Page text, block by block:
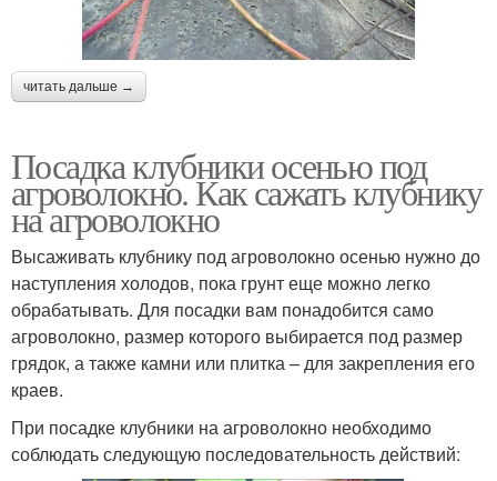
читать дальше →
Посадка клубники осенью под
агроволокно. Как сажать клубнику
на агроволокно
Высаживать клубнику под агроволокно осенью нужно до
наступления холодов, пока грунт еще можно легко
обрабатывать. Для посадки вам понадобится само
агроволокно, размер которого выбирается под размер
грядок, а также камни или плитка – для закрепления его
краев.
При посадке клубники на агроволокно необходимо
соблюдать следующую последовательность действий: